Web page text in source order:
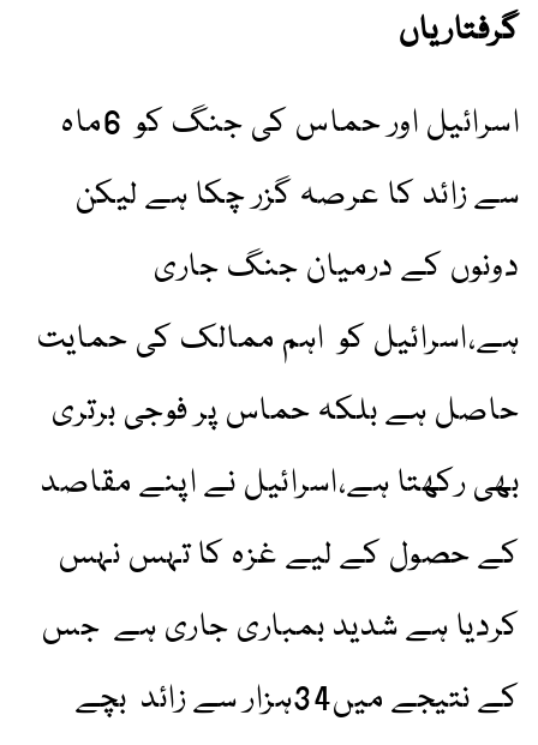
گرفتاریاں
اسرائیل اور حماس کی جنگ کو 6ماہ
سے زائد کا عرصہ گزر چکا ہے لیکن
دونوں کے درمیان جنگ جاری
ہے،اسرائیل کو اہم ممالک کی حمایت
حاصل ہے بلکہ حماس پر فوجی برتری
بھی رکھتا ہے،اسرائیل نے اپنے مقاصد
کے حصول کے لیے غزہ کا تہس نہس
کردیا ہے شدید بمباری جاری ہے جس
کے نتیجے میں34ہزار سے زائد بچے